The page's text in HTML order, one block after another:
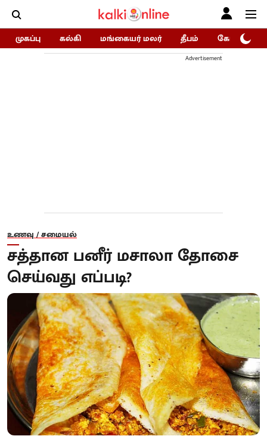
முகப்பு கல்கி மங்கையர் மலர் தீபம் கோகுலம்/
Advertisement
உணவு / சமையல்
சத்தான பனீர் மசாலா தோசை
செய்வது எப்படி?